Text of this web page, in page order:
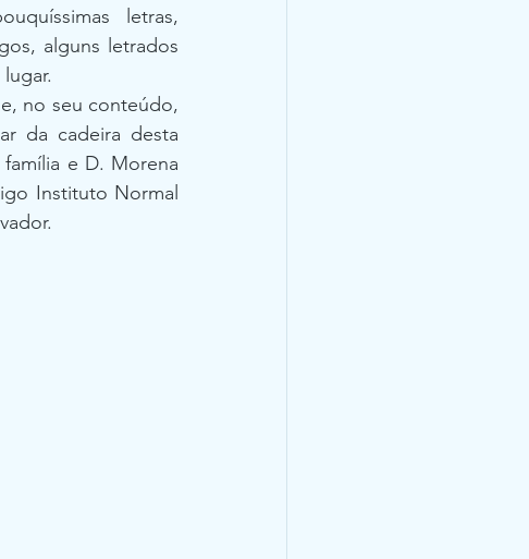
letras,
alguns letrados
no seu conteúdo,
da cadeira desta
e D. Morena
Instituto Normal